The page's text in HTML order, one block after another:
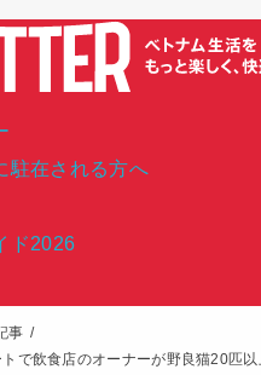
駐在される方へ
ド2026
事
で飲食店のオーナーが野良猫20匹以